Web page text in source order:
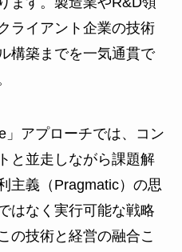
ライアント企業の技術
構築までを一気通貫で
アプローチでは、コン
と並走しながら課題解
主義（Pragmatic）の思
はなく実行可能な戦略
の技術と経営の融合こ